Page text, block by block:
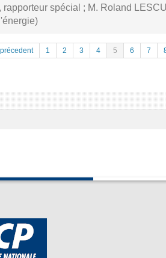
rapporteur spécial ; M. Roland
1 2 3 4 5 6 7